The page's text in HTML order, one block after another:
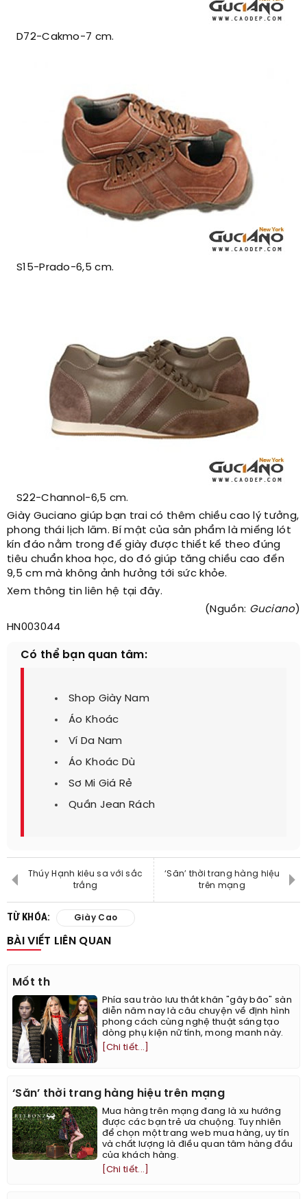
D72-Cakmo-7 cm.
S15-Prado-6,5 cm.
S22-Channol-6,5 cm.
Giày Guciano giúp bạn trai có thêm chiều cao lý tưởng,
phong thái lịch lãm. Bí mật của sản phẩm là miếng lót
kín đáo nằm trong đế giày được thiết kế theo đúng
tiêu chuẩn khoa học, do đó giúp tăng chiều cao đến
9,5 cm mà không ảnh hưởng tới sức khỏe.
Xem thông tin liên hệ tại đây.
(Nguồn: Guciano)
HN003044
Có thể bạn quan tâm:
Shop Giày Nam
Áo Khoác
Ví Da Nam
Áo Khoác Dù
Sơ Mi Giá Rẻ
Quần Jean Rách
Thúy Hạnh kiêu sa với sắc
trắng
‘Săn’ thời trang hàng hiệu
trên mạng
TỪ KHÓA: Giày Cao
BÀI VIẾT LIÊN QUAN
Mốt th
Phía sau trào lưu thắt khăn "gây bão" sàn
diễn năm nay là câu chuyện về định hình
phong cách cùng nghệ thuật sáng tạo
dòng phụ kiện nữ tính, mong manh này.
[Chi tiết...]
‘Săn’ thời trang hàng hiệu trên mạng
Mua hàng trên mạng đang là xu hướng
được các bạn trẻ ưa chuộng. Tuy nhiên
để chọn một trang web mua hàng, uy tín
và chất lượng là điều quan tâm hàng đầu
của khách hàng.
[Chi tiết...]